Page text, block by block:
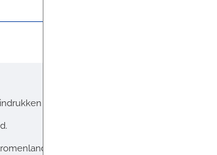
van de dag kan verwerken.
vertrekt.